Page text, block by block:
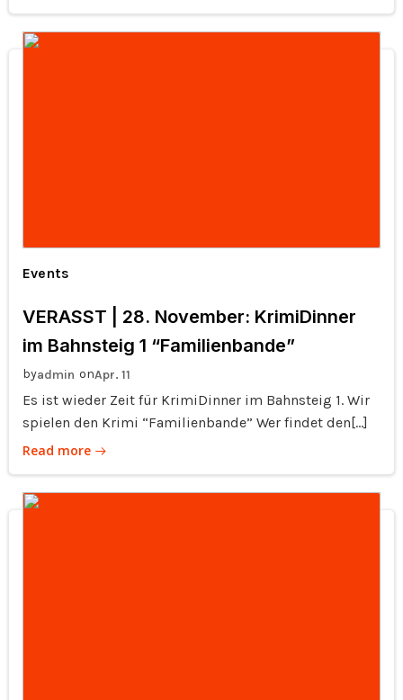
Events
VERASST | 28. November: KrimiDinner
im Bahnsteig 1 “Familienbande”
byadmin onApr. 11
Es ist wieder Zeit für KrimiDinner im Bahnsteig 1. Wir
spielen den Krimi “Familienbande” Wer findet den[…]
Read more